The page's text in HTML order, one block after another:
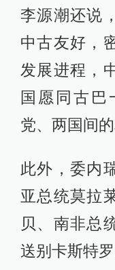
李源潮还说
中古友好，
发展进程，
国愿同古巴
党、两国间
此外，委内
亚总统莫拉
贝、南非总
送别卡斯特罗